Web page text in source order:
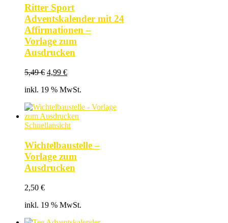
Ritter Sport
Adventskalender mit 24
Affirmationen –
Vorlage zum
Ausdrucken
5,49€ Ursprünglicher
war:
4,99 €Aktueller
ist:
inkl. 19 % MwSt.
Schnellansicht
Wichtelbaustelle –
Vorlage zum
Ausdrucken
2,50 €
inkl. 19 % MwSt.